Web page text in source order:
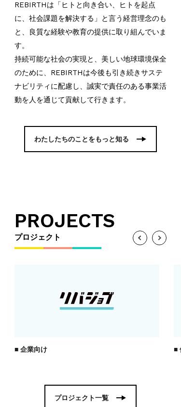
REBIRTHは「ヒトと向き合い、ヒトを起点
に、社会課題を解決する」と言う経営理念のも
と、良質な経験や教育の提供に取り組んでいま
す。
持続可能な社会の実現と、美しい地球環境保全
のために、REBIRTHは今後も引き続きサステ
ナビリティに配慮し、誠実で責任のある事業活
動を人を通じて貢献して行きます。
わたしたちのことをもっと知る
PROJECTS
プロジェクト
企業向け
プロジェクト一覧